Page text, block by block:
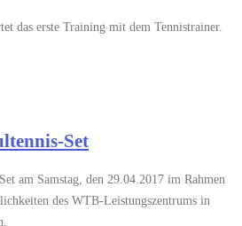
das erste Training mit dem Tennistrainer.
Set
am Samstag, den 29.04.2017 im Rahmen
des WTB-Leistungszentrums in